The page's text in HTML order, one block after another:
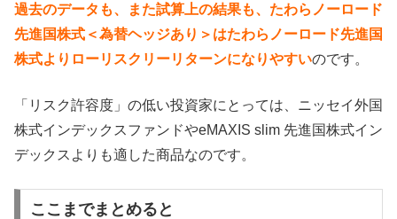
過去のデータも、また試算上の結果も、たわらノーロード
先進国株式＜為替ヘッジあり＞はたわらノーロード先進国
株式よりローリスクリーリターンになりやすいのです。
「リスク許容度」の低い投資家にとっては、ニッセイ外国
株式インデックスファンドやeMAXIS slim 先進国株式イン
デックスよりも適した商品なのです。
ここまでまとめると